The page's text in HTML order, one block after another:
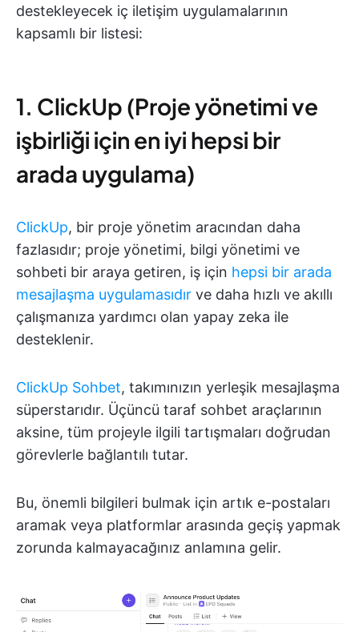
destekleyecek iç iletişim uygulamalarının
kapsamlı bir listesi:
1. ClickUp (Proje yönetimi ve
işbirliği için en iyi hepsi bir
arada uygulama)
ClickUp, bir proje yönetim aracından daha
fazlasıdır; proje yönetimi, bilgi yönetimi ve
sohbeti bir araya getiren, iş için hepsi bir arada
mesajlaşma uygulamasıdır ve daha hızlı ve akıllı
çalışmanıza yardımcı olan yapay zeka ile
desteklenir.
ClickUp Sohbet, takımınızın yerleşik mesajlaşma
süperstarıdır. Üçüncü taraf sohbet araçlarının
aksine, tüm projeyle ilgili tartışmaları doğrudan
görevlerle bağlantılı tutar.
Bu, önemli bilgileri bulmak için artık e-postaları
aramak veya platformlar arasında geçiş yapmak
zorunda kalmayacağınız anlamına gelir.